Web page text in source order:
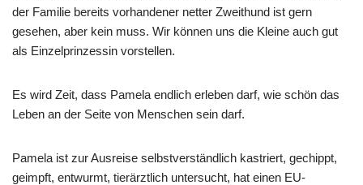
der Familie bereits vorhandener netter Zweithund ist gern
gesehen, aber kein muss. Wir können uns die Kleine auch gut
als Einzelprinzessin vorstellen.
Es wird Zeit, dass Pamela endlich erleben darf, wie schön das
Leben an der Seite von Menschen sein darf.
Pamela ist zur Ausreise selbstverständlich kastriert, gechippt,
geimpft, entwurmt, tierärztlich untersucht, hat einen EU-